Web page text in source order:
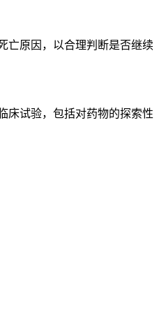
原因，以合理判断是否继续
试验，包括对药物的探索性